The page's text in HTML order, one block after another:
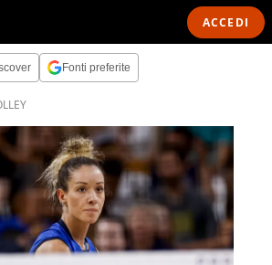
ACCEDI
Fonti preferite